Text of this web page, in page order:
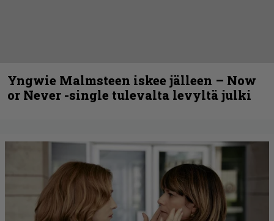
Yngwie Malmsteen iskee jälleen – Now
or Never -single tulevalta levyltä julki